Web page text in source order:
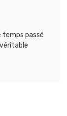
temps passé